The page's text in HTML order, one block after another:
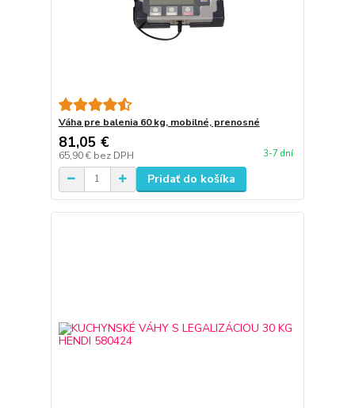
Váha pre balenia 60 kg, mobilné, prenosné
81,05 €
65,90 € bez DPH 3-7 dní
Pridať do košíka